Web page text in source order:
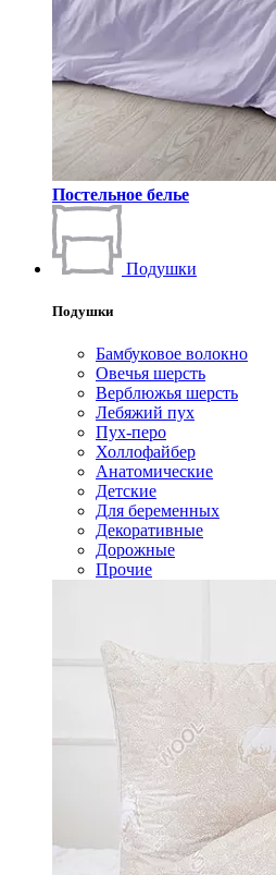
Постельное белье
Подушки
Подушки
Бамбуковое волокно
Овечья шерсть
Верблюжья шерсть
Лебяжий пух
Пух-перо
Холлофайбер
Анатомические
Детские
Для беременных
Декоративные
Дорожные
Прочие